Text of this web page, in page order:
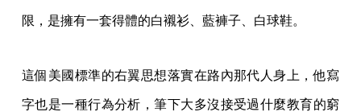
限，是擁有一套得體的白襯衫、藍褲子、白球鞋。
這個美國標準的右翼思想落實在路內那代人身上，他寫
字也是一種行為分析，筆下大多沒接受過什麼教育的窮